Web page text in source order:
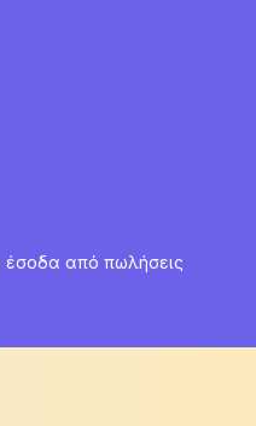
έσοδα από πωλήσεις